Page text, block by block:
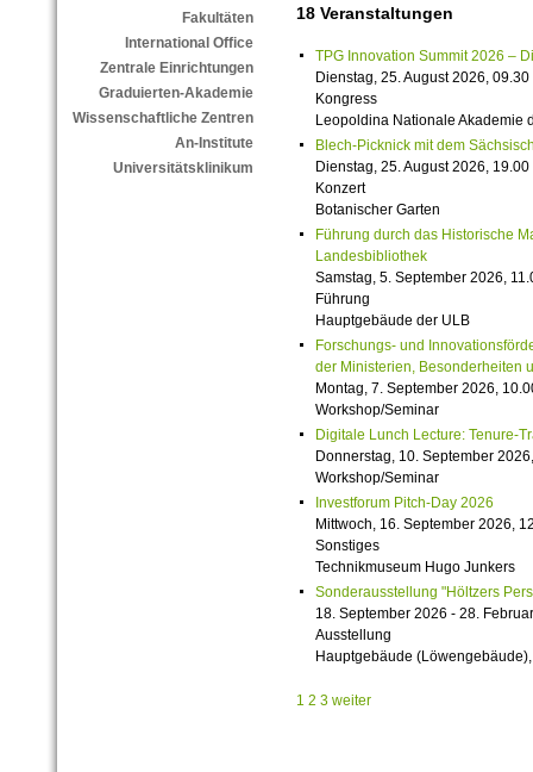
Fakultäten
International Office
Zentrale Einrichtungen
Graduierten-Akademie
Wissenschaftliche Zentren
An-Institute
Universitätsklinikum
18 Veranstaltungen
TPG Innovation Summit 2026 –
Dienstag, 25. August 2026,
Kongress
Leopoldina Nationale Akademie
Blech-Picknick mit dem
Dienstag, 25. August 2026,
Konzert
Botanischer Garten
Führung durch das Historische
Landesbibliothek
Samstag, 5. September 2026,
Führung
Hauptgebäude der ULB
Forschungs- und
der Ministerien, Besonderheiten
Montag, 7. September 2026,
Workshop/Seminar
Digitale Lunch Lecture: Tenure-
Donnerstag, 10. September
Workshop/Seminar
Investforum Pitch-Day 2026
Mittwoch, 16. September 2026,
Sonstiges
Technikmuseum Hugo Junkers
Sonderausstellung "Höltzers
18. September 2026 - 28.
Ausstellung
Hauptgebäude
1 2 3 weiter